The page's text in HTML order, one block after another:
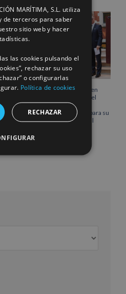
Boluda inaugura su sede en
Róterdam, consolidando el
norte de Europa como un
centro estratégico clave para su
crecimiento internacional
ENGLISH
FRENCH
MARÍTIMA, S.L. utiliza
de terceros para saber
sitio web y hacer
las cookies pulsando el
rechazar su uso
o configurarlas
Política de cookies
RECHAZAR